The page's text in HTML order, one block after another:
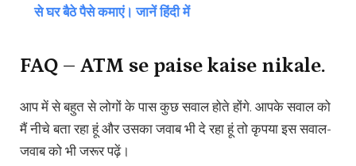
से घर बैठे पैसे कमाएं। जानें हिंदी में
FAQ – ATM se paise kaise nikale.
आप में से बहुत से लोगों के पास कुछ सवाल होते होंगे. आपके सवाल को
मैं नीचे बता रहा हूं और उसका जवाब भी दे रहा हूं तो कृपया इस सवाल-
जवाब को भी जरूर पढ़ें।